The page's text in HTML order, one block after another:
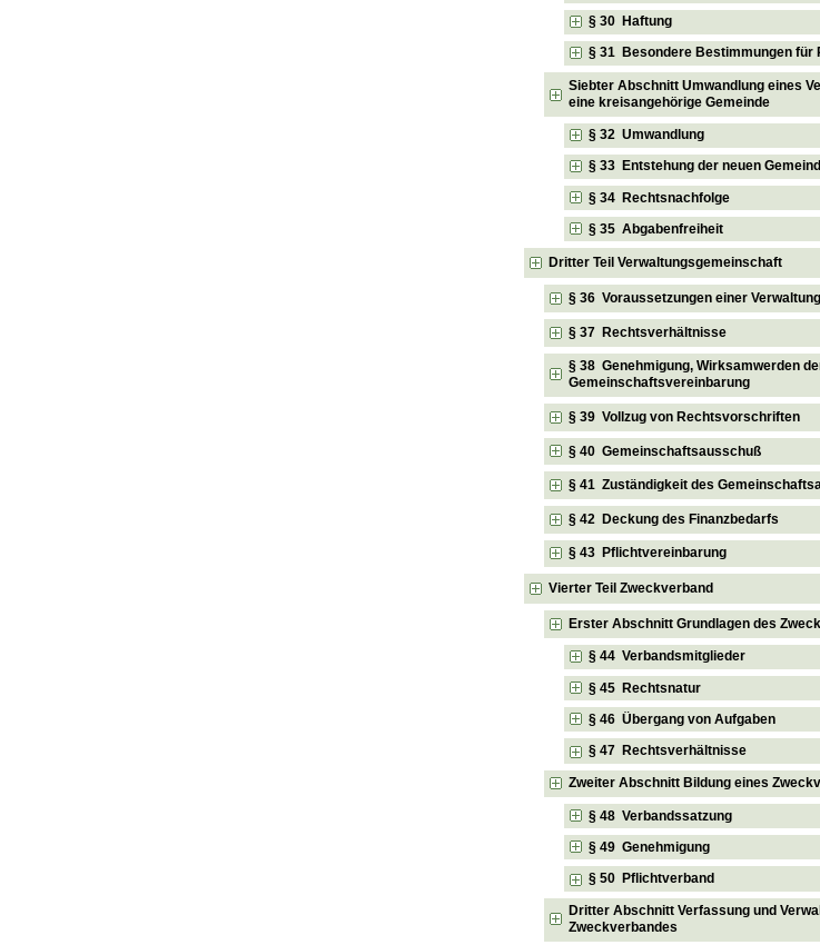
§ 30 Haftung
§ 31 Besondere Bestimmungen für
Siebter Abschnitt Umwandlung eines
eine kreisangehörige Gemeinde
§ 32 Umwandlung
§ 33 Entstehung der neuen
§ 34 Rechtsnachfolge
§ 35 Abgabenfreiheit
Dritter Teil Verwaltungsgemeinschaft
§ 36 Voraussetzungen einer
§ 37 Rechtsverhältnisse
§ 38 Genehmigung, Wirksamwerden
Gemeinschaftsvereinbarung
§ 39 Vollzug von Rechtsvorschriften
§ 40 Gemeinschaftsausschuß
§ 41 Zuständigkeit des
§ 42 Deckung des Finanzbedarfs
§ 43 Pflichtvereinbarung
Vierter Teil Zweckverband
Erster Abschnitt Grundlagen des
§ 44 Verbandsmitglieder
§ 45 Rechtsnatur
§ 46 Übergang von Aufgaben
§ 47 Rechtsverhältnisse
Zweiter Abschnitt Bildung eines
§ 48 Verbandssatzung
§ 49 Genehmigung
§ 50 Pflichtverband
Dritter Abschnitt Verfassung und
Zweckverbandes